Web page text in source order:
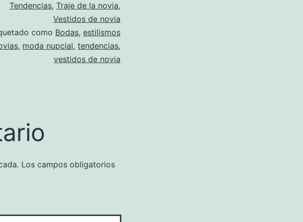
Tendencias, Traje de la novia,
Vestidos de novia
como Bodas, estilismos
, moda nupcial, tendencias,
vestidos de novia
Los campos obligatorios